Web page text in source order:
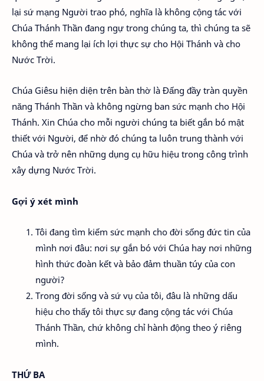
lại sứ mạng Người trao phó, nghĩa là không cộng tác với
Chúa Thánh Thần đang ngự trong chúng ta, thì chúng ta sẽ
không thể mang lại ích lợi thực sự cho Hội Thánh và cho
Nước Trời.
Chúa Giêsu hiện diện trên bàn thờ là Đấng đầy tràn quyền
năng Thánh Thần và không ngừng ban sức mạnh cho Hội
Thánh. Xin Chúa cho mỗi người chúng ta biết gắn bó mật
thiết với Người, để nhờ đó chúng ta luôn trung thành với
Chúa và trở nên những dụng cụ hữu hiệu trong công trình
xây dựng Nước Trời.
Gợi ý xét mình
Tôi đang tìm kiếm sức mạnh cho đời sống đức tin của
mình nơi đâu: nơi sự gắn bó với Chúa hay nơi những
hình thức đoàn kết và bảo đảm thuần túy của con
người?
Trong đời sống và sứ vụ của tôi, đâu là những dấu
hiệu cho thấy tôi thực sự đang cộng tác với Chúa
Thánh Thần, chứ không chỉ hành động theo ý riêng
mình.
THỨ BA